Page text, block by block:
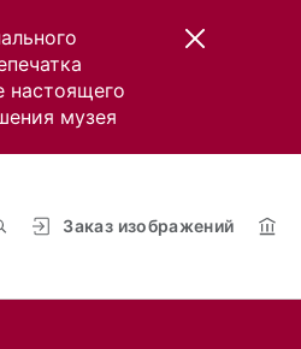
настоящего
музея
Заказ изображений